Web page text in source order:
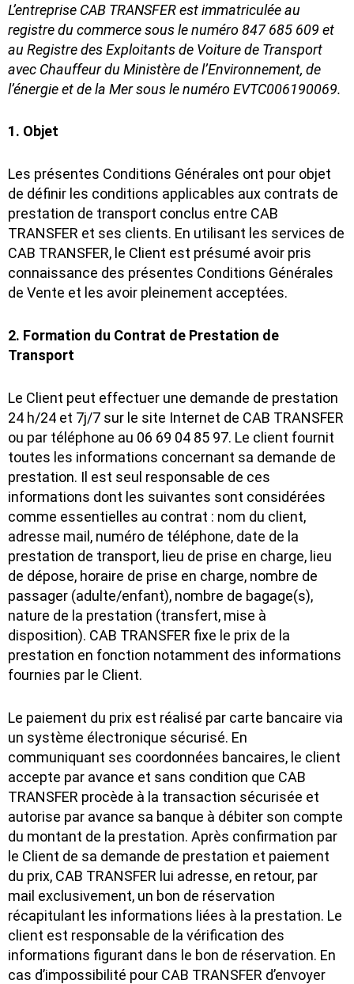
L’entreprise CAB TRANSFER est immatriculée au
registre du commerce sous le numéro 847 685 609 et
au Registre des Exploitants de Voiture de Transport
avec Chauffeur du Ministère de l’Environnement, de
l’énergie et de la Mer sous le numéro EVTC006190069.
1. Objet
Les présentes Conditions Générales ont pour objet
de définir les conditions applicables aux contrats de
prestation de transport conclus entre CAB
TRANSFER et ses clients. En utilisant les services de
CAB TRANSFER, le Client est présumé avoir pris
connaissance des présentes Conditions Générales
de Vente et les avoir pleinement acceptées.
2. Formation du Contrat de Prestation de
Transport
Le Client peut effectuer une demande de prestation
24 h/24 et 7j/7 sur le site Internet de CAB TRANSFER
ou par téléphone au 06 69 04 85 97. Le client fournit
toutes les informations concernant sa demande de
prestation. Il est seul responsable de ces
informations dont les suivantes sont considérées
comme essentielles au contrat : nom du client,
adresse mail, numéro de téléphone, date de la
prestation de transport, lieu de prise en charge, lieu
de dépose, horaire de prise en charge, nombre de
passager (adulte/enfant), nombre de bagage(s),
nature de la prestation (transfert, mise à
disposition). CAB TRANSFER fixe le prix de la
prestation en fonction notamment des informations
fournies par le Client.
Le paiement du prix est réalisé par carte bancaire via
un système électronique sécurisé. En
communiquant ses coordonnées bancaires, le client
accepte par avance et sans condition que CAB
TRANSFER procède à la transaction sécurisée et
autorise par avance sa banque à débiter son compte
du montant de la prestation. Après confirmation par
le Client de sa demande de prestation et paiement
du prix, CAB TRANSFER lui adresse, en retour, par
mail exclusivement, un bon de réservation
récapitulant les informations liées à la prestation. Le
client est responsable de la vérification des
informations figurant dans le bon de réservation. En
cas d’impossibilité pour CAB TRANSFER d’envoyer